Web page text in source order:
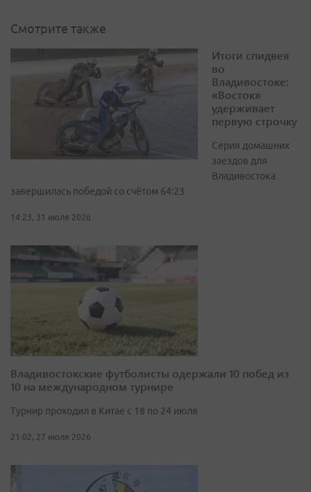
Смотрите также
Итоги спидвея
во
Владивостоке:
«Восток»
удерживает
первую строчку
Серия домашних
заездов для
Владивостока
завершилась победой со счётом 64:23
14:23, 31 июля 2026
Владивостокские футболисты одержали 10 побед из
10 на международном турнире
Турнир проходил в Китае с 18 по 24 июля
21:02, 27 июля 2026